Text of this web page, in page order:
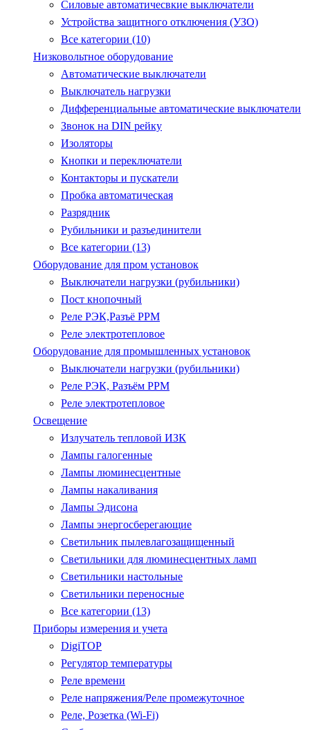
Силовые автоматичесвкие выключатели
Устройства защитного отключения (УЗО)
Все категории (10)
Низковольтное оборудование
Автоматические выключатели
Выключатель нагрузки
Дифференциальные автоматические выключатели
Звонок на DIN рейку
Изоляторы
Кнопки и переключатели
Контакторы и пускатели
Пробка автоматическая
Разрядник
Рубильники и разъединители
Все категории (13)
Оборудование для пром установок
Выключатели нагрузки (рубильники)
Пост кнопочный
Реле РЭК,Разъё РРМ
Реле электротепловое
Оборудование для промышленных установок
Выключатели нагрузки (рубильники)
Реле РЭК, Разъём РРМ
Реле электротепловое
Освещение
Излучатель тепловой ИЗК
Лампы галогенные
Лампы люминесцентные
Лампы накаливания
Лампы Эдисона
Лампы энергосберегающие
Светильник пылевлагозащищенный
Светильники для люминесцентных ламп
Светильники настольные
Светильники переносные
Все категории (13)
Приборы измерения и учета
DigiTOP
Регулятор температуры
Реле времени
Реле напряжения/Реле промежуточное
Реле, Розетка (Wi-Fi)